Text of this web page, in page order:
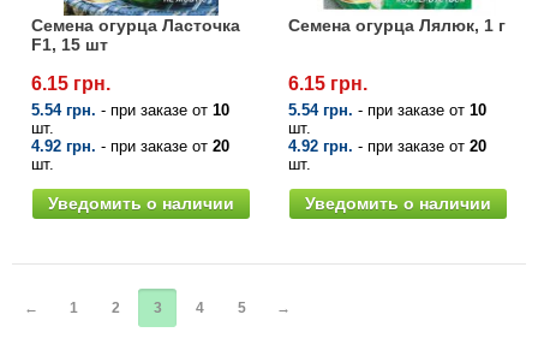
Семена огурца Ласточка
F1, 15 шт
6.15 грн.
5.54 грн. - при заказе от 10
шт.
4.92 грн. - при заказе от 20
шт.
Уведомить о наличии
Семена огурца Лялюк, 1 г
6.15 грн.
5.54 грн. - при заказе от 10
шт.
4.92 грн. - при заказе от 20
шт.
Уведомить о наличии
← 1 2 3 4 5 →